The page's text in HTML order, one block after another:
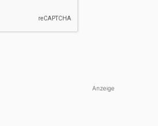
Anzeige